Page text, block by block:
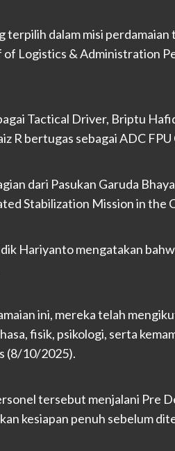
terpilih dalam misi
Logistics & Administration
Tactical Driver, Briptu
R bertugas sebagai ADC FPU
dari Pasukan Garuda
Stabilization Mission in the
Hariyanto mengatakan
ini, mereka telah
fisik, psikologi, serta
(8/10/2025).
tersebut menjalani Pre
kesiapan penuh sebelum